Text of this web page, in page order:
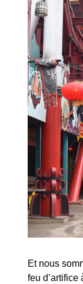
Et nous
feu d’artifice